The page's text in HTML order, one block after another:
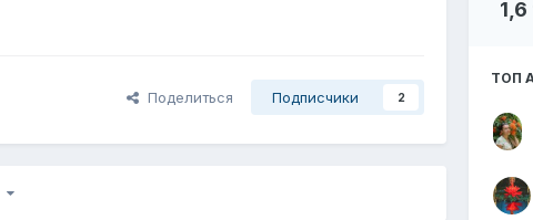
Поделиться Подписчики 2
ТОП